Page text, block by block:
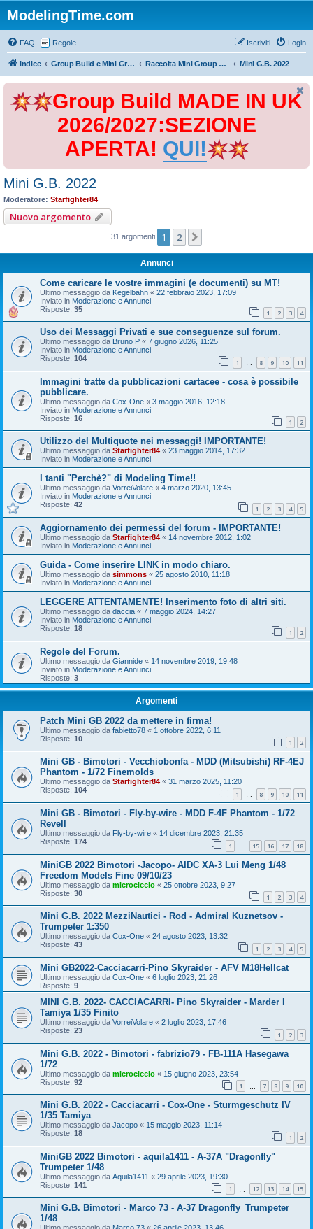
ModelingTime.com
FAQ Regole Login
Iscriviti
Indice Group Build e Mini Group Build Raccolta Mini Group Build Mini G.B. 2022
Group Build MADE IN UK
2026/2027:SEZIONE
APERTA! QUI!
Mini G.B. 2022
Moderatore: Starfighter84
Nuovo argomento
31 argomenti 1 2
Annunci
Come caricare le vostre immagini (e documenti) su MT!
Ultimo messaggio da Kegelbahn « 22 febbraio 2023, 17:09
Inviato in Moderazione e Annunci
Risposte: 35 1 2 3 4
Uso dei Messaggi Privati e sue conseguenze sul forum.
Ultimo messaggio da Bruno P « 7 giugno 2026, 11:25
Inviato in Moderazione e Annunci
Risposte: 104 1 … 8 9 10 11
Immagini tratte da pubblicazioni cartacee - cosa è possibile
pubblicare.
Ultimo messaggio da Cox-One « 3 maggio 2016, 12:18
Inviato in Moderazione e Annunci
Risposte: 16 1 2
Utilizzo del Multiquote nei messaggi! IMPORTANTE!
Ultimo messaggio da Starfighter84 « 23 maggio 2014, 17:32
Inviato in Moderazione e Annunci
I tanti "Perchè?" di Modeling Time!!
Ultimo messaggio da VorreiVolare « 4 marzo 2020, 13:45
Inviato in Moderazione e Annunci
Risposte: 42 1 2 3 4 5
Aggiornamento dei permessi del forum - IMPORTANTE!
Ultimo messaggio da Starfighter84 « 14 novembre 2012, 1:02
Inviato in Moderazione e Annunci
Guida - Come inserire LINK in modo chiaro.
Ultimo messaggio da simmons « 25 agosto 2010, 11:18
Inviato in Moderazione e Annunci
LEGGERE ATTENTAMENTE! Inserimento foto di altri siti.
Ultimo messaggio da daccia « 7 maggio 2024, 14:27
Inviato in Moderazione e Annunci
Risposte: 18 1 2
Regole del Forum.
Ultimo messaggio da Giannide « 14 novembre 2019, 19:48
Inviato in Moderazione e Annunci
Risposte: 3
Argomenti
Patch Mini GB 2022 da mettere in firma!
Ultimo messaggio da fabietto78 « 1 ottobre 2022, 6:11
Risposte: 10 1 2
Mini GB - Bimotori - Vecchiobonfa - MDD (Mitsubishi) RF-4EJ
Phantom - 1/72 Finemolds
Ultimo messaggio da Starfighter84 « 31 marzo 2025, 11:20
Risposte: 104 1 … 8 9 10 11
Mini GB - Bimotori - Fly-by-wire - MDD F-4F Phantom - 1/72
Revell
Ultimo messaggio da Fly-by-wire « 14 dicembre 2023, 21:35
Risposte: 174 1 … 15 16 17 18
MiniGB 2022 Bimotori -Jacopo- AIDC XA-3 Lui Meng 1/48
Freedom Models Fine 09/10/23
Ultimo messaggio da microciccio « 25 ottobre 2023, 9:27
Risposte: 30 1 2 3 4
Mini G.B. 2022 MezziNautici - Rod - Admiral Kuznetsov -
Trumpeter 1:350
Ultimo messaggio da Cox-One « 24 agosto 2023, 13:32
Risposte: 43 1 2 3 4 5
Mini GB2022-Cacciacarri-Pino Skyraider - AFV M18Hellcat
Ultimo messaggio da Cox-One « 6 luglio 2023, 21:26
Risposte: 9
MINI G.B. 2022- CACCIACARRI- Pino Skyraider - Marder I
Tamiya 1/35 Finito
Ultimo messaggio da VorreiVolare « 2 luglio 2023, 17:46
Risposte: 23 1 2 3
Mini G.B. 2022 - Bimotori - fabrizio79 - FB-111A Hasegawa
1/72
Ultimo messaggio da microciccio « 15 giugno 2023, 23:54
Risposte: 92 1 7 8 9 10
Mini G.B. 2022 - Cacciacarri - Cox-One - Sturmgeschutz IV
1/35 Tamiya
Ultimo messaggio da Jacopo « 15 maggio 2023, 11:14
Risposte: 18 1 2
MiniGB 2022 Bimotori - aquila1411 - A-37A "Dragonfly"
Trumpeter 1/48
Ultimo messaggio da Aquila1411 « 29 aprile 2023, 19:30
Risposte: 141 1 12 13 14 15
Mini G.B. Bimotori - Marco 73 - A-37 Dragonfly_Trumpeter
1/48